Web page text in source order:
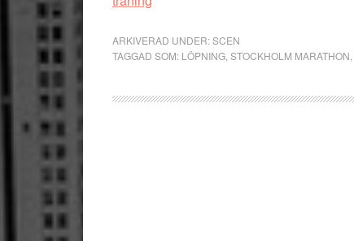
ARKIVERAD UNDER:SCEN
TAGGAD SOM: LÖPNING STOCKHOLM MARATHON